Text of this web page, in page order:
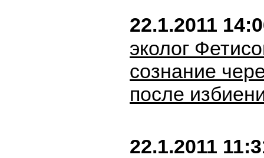
22.1.2011
эколог
сознание
после
22.1.2011